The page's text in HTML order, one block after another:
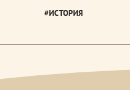
#ИСТОРИЯ